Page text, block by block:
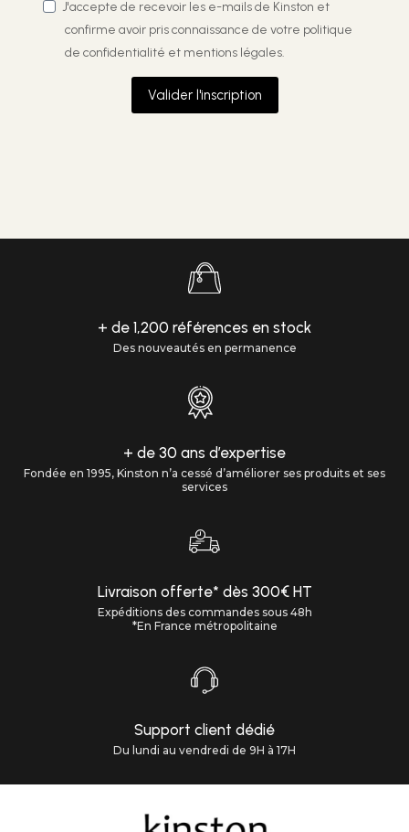
J'accepte de recevoir les e-mails de Kinston et
confirme avoir pris connaissance de votre politique
de confidentialité et mentions légales.
Valider l'inscription
+ de 1,200 références en stock
Des nouveautés en permanence
+ de 30 ans d’expertise
Fondée en 1995, Kinston n’a cessé d’améliorer ses produits et ses
services
Livraison offerte* dès 300€ HT
Expéditions des commandes sous 48h
*En France métropolitaine
Support client dédié
Du lundi au vendredi de 9H à 17H